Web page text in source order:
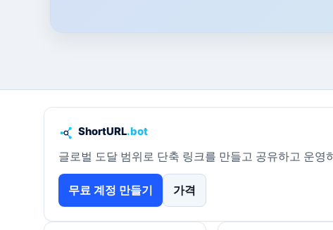
글로벌 도달 범위로 단축 링크를 만들고 공유하고 운영
무료 계정 만들기 가격